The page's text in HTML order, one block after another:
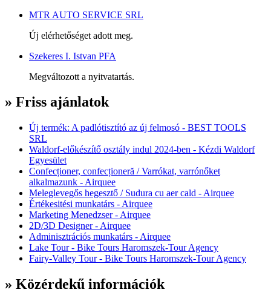
MTR AUTO SERVICE SRL
Új elérhetőséget adott meg.
Szekeres I. Istvan PFA
Megváltozott a nyitvatartás.
» Friss ajánlatok
Új termék: A padlótisztító az új felmosó - BEST TOOLS
SRL
Waldorf-előkészítő osztály indul 2024-ben - Kézdi Waldorf
Egyesület
Confecționer, confecționeră / Varrókat, varrónőket
alkalmazunk - Airquee
Meleglevegős hegesztő / Sudura cu aer cald - Airquee
Értékesitési munkatárs - Airquee
Marketing Menedzser - Airquee
2D/3D Designer - Airquee
Adminisztrációs munkatárs - Airquee
Lake Tour - Bike Tours Haromszek-Tour Agency
Fairy-Valley Tour - Bike Tours Haromszek-Tour Agency
» Közérdekű információk